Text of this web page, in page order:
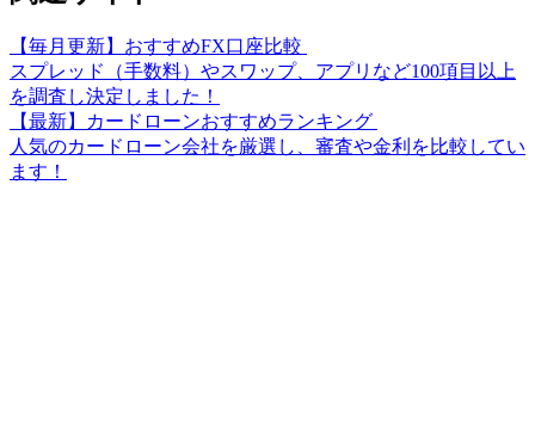
【毎月更新】おすすめFX口座比較
スプレッド（手数料）やスワップ、アプリなど100項目以上
を調査し決定しました！
【最新】カードローンおすすめランキング
人気のカードローン会社を厳選し、審査や金利を比較してい
ます！